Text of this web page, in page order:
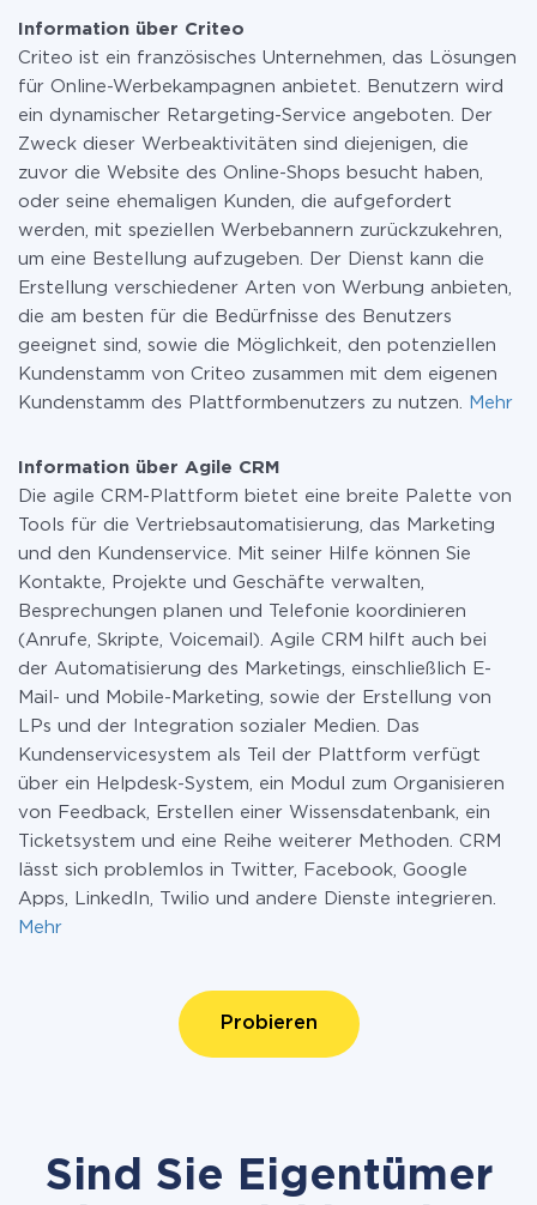
Weitere Informationen zu
Information über Criteo
Criteo ist ein französisches Unternehmen, das Lösungen
für Online-Werbekampagnen anbietet. Benutzern wird
ein dynamischer Retargeting-Service angeboten. Der
Zweck dieser Werbeaktivitäten sind diejenigen, die
zuvor die Website des Online-Shops besucht haben,
oder seine ehemaligen Kunden, die aufgefordert
werden, mit speziellen Werbebannern zurückzukehren,
um eine Bestellung aufzugeben. Der Dienst kann die
Erstellung verschiedener Arten von Werbung anbieten,
die am besten für die Bedürfnisse des Benutzers
geeignet sind, sowie die Möglichkeit, den potenziellen
Kundenstamm von Criteo zusammen mit dem eigenen
Kundenstamm des Plattformbenutzers zu nutzen.
Mehr
Information über Agile CRM
Die agile CRM-Plattform bietet eine breite Palette von
Tools für die Vertriebsautomatisierung, das Marketing
und den Kundenservice. Mit seiner Hilfe können Sie
Kontakte, Projekte und Geschäfte verwalten,
Besprechungen planen und Telefonie koordinieren
(Anrufe, Skripte, Voicemail). Agile CRM hilft auch bei
der Automatisierung des Marketings, einschließlich E-
Mail- und Mobile-Marketing, sowie der Erstellung von
LPs und der Integration sozialer Medien. Das
Kundenservicesystem als Teil der Plattform verfügt
über ein Helpdesk-System, ein Modul zum Organisieren
von Feedback, Erstellen einer Wissensdatenbank, ein
Ticketsystem und eine Reihe weiterer Methoden. CRM
lässt sich problemlos in Twitter, Facebook, Google
Apps, LinkedIn, Twilio und andere Dienste integrieren.
Mehr
Probieren
Sind Sie Eigentümer